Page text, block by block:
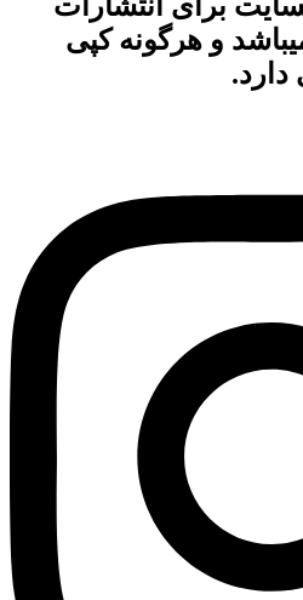
و هرگونه کپی
دارد.